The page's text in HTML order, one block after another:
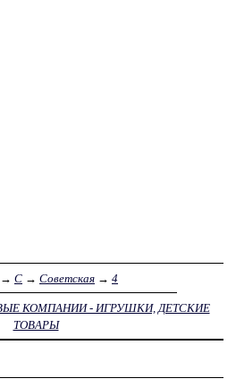
→ С → Советская → 4
КОМПАНИИ - ИГРУШКИ, ДЕТСКИЕ
ТОВАРЫ